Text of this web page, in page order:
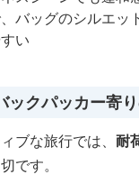
バッグのシルエッ
い
ックパッカー寄
ブな旅行では、 耐
です。